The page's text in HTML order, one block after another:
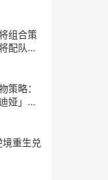
宝石怎
组合策
配队指
策略：
娅」技
色是谁
重生兑